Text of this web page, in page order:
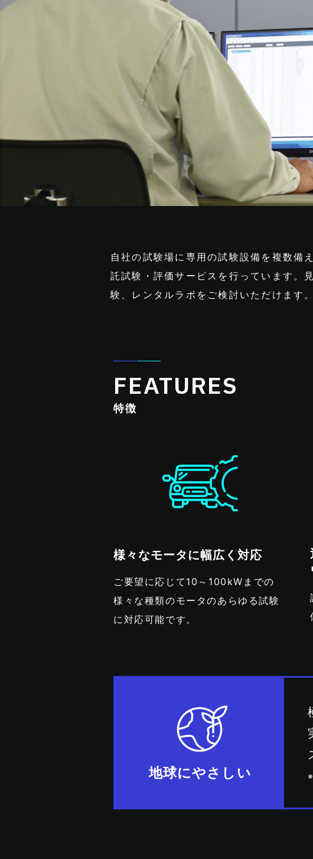
自社の試験場に専用の試験設備を複数
託試験・評価サービスを行っています。
験、レンタルラボをご検討いただけます。
FEATURES
特徴
様々なモータに幅広く対応
ご要望に応じて10～100kWまでの
様々な種類のモータのあらゆる試験
に対応可能です。
地球にやさしい